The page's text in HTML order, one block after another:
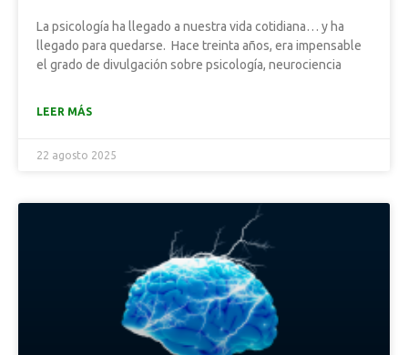
La psicología ha llegado a nuestra vida cotidiana… y ha
llegado para quedarse. Hace treinta años, era impensable
el grado de divulgación sobre psicología, neurociencia
LEER MÁS
22 agosto 2025